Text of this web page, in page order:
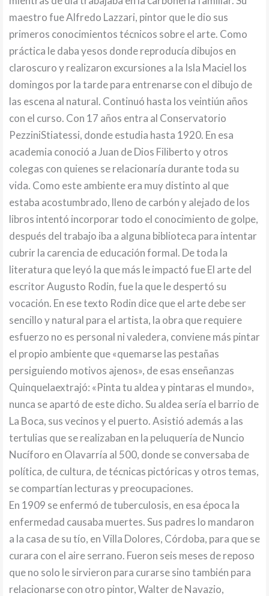
maestro fue Alfredo Lazzari, pintor que le dio sus
primeros conocimientos técnicos sobre el arte. Como
práctica le daba yesos donde reproducía dibujos en
claroscuro y realizaron excursiones a la Isla Maciel los
domingos por la tarde para entrenarse con el dibujo de
las escena al natural. Continuó hasta los veintiún años
con el curso. Con 17 años entra al Conservatorio
PezziniStiatessi, donde estudia hasta 1920. En esa
academia conoció a Juan de Dios Filiberto y otros
colegas con quienes se relacionaría durante toda su
vida. Como este ambiente era muy distinto al que
estaba acostumbrado, lleno de carbón y alejado de los
libros intentó incorporar todo el conocimiento de golpe,
después del trabajo iba a alguna biblioteca para intentar
cubrir la carencia de educación formal. De toda la
literatura que leyó la que más le impactó fue El arte del
escritor Augusto Rodin, fue la que le despertó su
vocación. En ese texto Rodin dice que el arte debe ser
sencillo y natural para el artista, la obra que requiere
esfuerzo no es personal ni valedera, conviene más pintar
el propio ambiente que «quemarse las pestañas
persiguiendo motivos ajenos», de esas enseñanzas
Quinquelaextrajó: «Pinta tu aldea y pintaras el mundo»,
nunca se apartó de este dicho. Su aldea sería el barrio de
La Boca, sus vecinos y el puerto. Asistió además a las
tertulias que se realizaban en la peluquería de Nuncio
Nucíforo en Olavarría al 500, donde se conversaba de
política, de cultura, de técnicas pictóricas y otros temas,
se compartían lecturas y preocupaciones.
En 1909 se enfermó de tuberculosis, en esa época la
enfermedad causaba muertes. Sus padres lo mandaron
a la casa de su tío, en Villa Dolores, Córdoba, para que se
curara con el aire serrano. Fueron seis meses de reposo
que no solo le sirvieron para curarse sino también para
relacionarse con otro pintor, Walter de Navazio,